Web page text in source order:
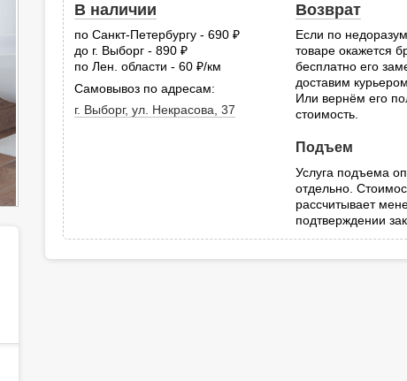
В наличии
по Санкт-Петербургу - 690
до г. Выборг - 890
по Лен. области - 60
руб.
/км
Самовывоз по адресам:
г. Выборг, ул. Некрасова, 37
Возврат
Если по
товаре окажется
бесплатно его
доставим
Или вернём его
стоимость.
Подъем
Услуга подъема
отдельно.
рассчитывает
подтверждении